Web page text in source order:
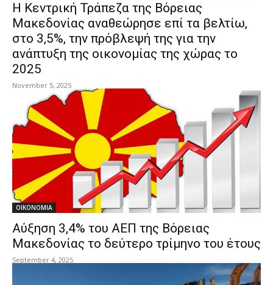
Η Κεντρική Τράπεζα της Βόρειας
Μακεδονίας αναθεώρησε επί τα βελτίω,
στο 3,5%, την πρόβλεψή της για την
ανάπτυξη της οικονομίας της χώρας το
2025
November 5, 2025
ΟΙΚΟΝΟΜΙΑ
Αύξηση 3,4% του ΑΕΠ της Βόρειας
Μακεδονίας το δεύτερο τρίμηνο του έτους
September 4, 2025